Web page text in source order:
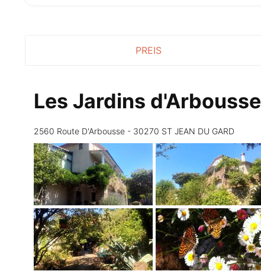
PREIS
Les Jardins d'Arbousse
2560 Route D'Arbousse - 30270 ST JEAN DU GARD